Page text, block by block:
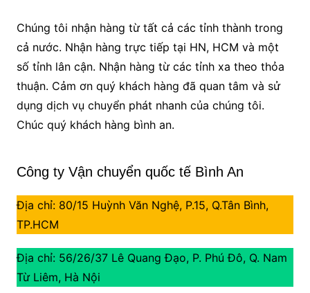
Chúng tôi nhận hàng từ tất cả các tỉnh thành trong
cả nước. Nhận hàng trực tiếp tại HN, HCM và một
số tỉnh lân cận. Nhận hàng từ các tỉnh xa theo thỏa
thuận. Cảm ơn quý khách hàng đã quan tâm và sử
dụng dịch vụ chuyển phát nhanh của chúng tôi.
Chúc quý khách hàng bình an.
Công ty Vận chuyển quốc tế Bình An
Địa chỉ: 80/15 Huỳnh Văn Nghệ, P.15, Q.Tân Bình,
TP.HCM
Địa chỉ: 56/26/37 Lê Quang Đạo, P. Phú Đô, Q. Nam
Từ Liêm, Hà Nội